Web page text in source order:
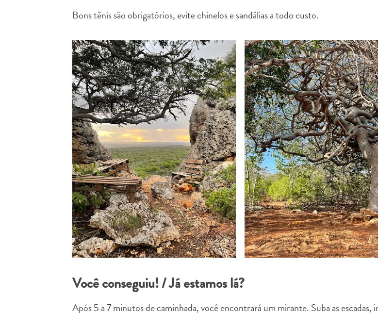
WHATSAPP
FACEBOOK
X
EMAIL
COPIE LINK
Bons tênis são obrigatórios, evite chinelos e sandálias a todo custo.
Você conseguiu! / Já estamos lá?
Após 5 a 7 minutos de caminhada, você encontrará um mirante. Suba as escadas,
COPIE LINK